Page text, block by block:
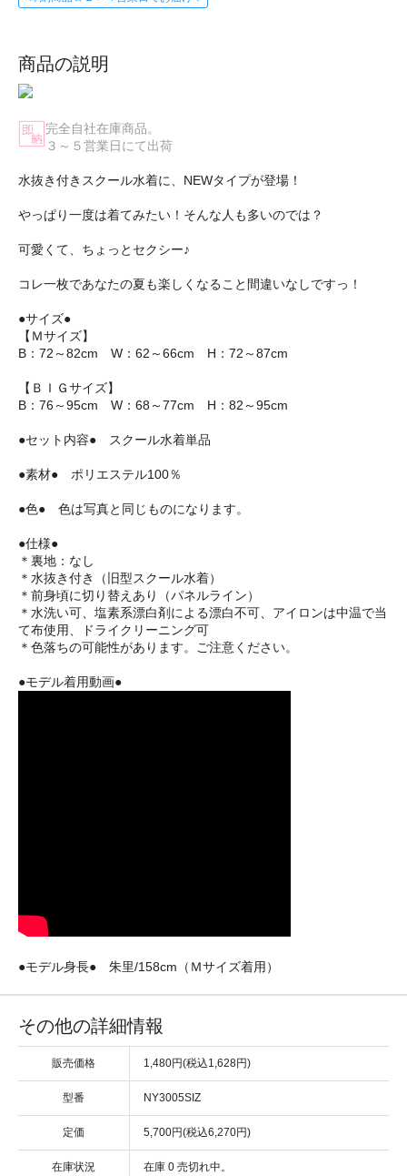
商品の説明
完全自社在庫商品。
３～５営業日にて出荷
水抜き付きスクール水着に、NEWタイプが登場！
やっぱり一度は着てみたい！そんな人も多いのでは？
可愛くて、ちょっとセクシー♪
コレ一枚であなたの夏も楽しくなること間違いなしですっ！
●サイズ●
【Ｍサイズ】
B：72～82cm W：62～66cm H：72～87cm
【ＢＩＧサイズ】
B：76～95cm W：68～77cm H：82～95cm
●セット内容● スクール水着単品
●素材● ポリエステル100％
●色● 色は写真と同じものになります。
●仕様●
＊裏地：なし
＊水抜き付き（旧型スクール水着）
＊前身頃に切り替えあり（パネルライン）
＊水洗い可、塩素系漂白剤による漂白不可、アイロンは中温で当
て布使用、ドライクリーニング可
＊色落ちの可能性があります。ご注意ください。
●モデル着用動画●
●モデル身長● 朱里/158cm（Ｍサイズ着用）
その他の詳細情報
販売価格 1,480円(税込1,628円)
型番 NY3005SIZ
定価 5,700円(税込6,270円)
在庫状況 在庫 0 売切れ中。